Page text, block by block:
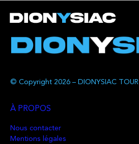
© Copyright 2026 – DIONYSIAC TOUR
À PROPOS
Nous contacter
Mentions légales